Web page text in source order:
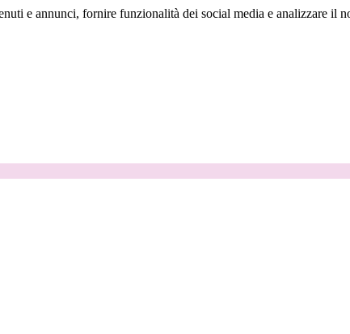
e annunci, fornire funzionalità dei social media e analizzare il